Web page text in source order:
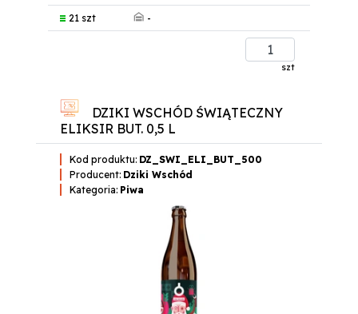
21 szt -
szt
DZIKI WSCHÓD ŚWIĄTECZNY
ELIKSIR BUT. 0,5 L
Kod produktu: DZ_SWI_ELI_BUT_500
Producent: Dziki Wschód
Kategoria: Piwa